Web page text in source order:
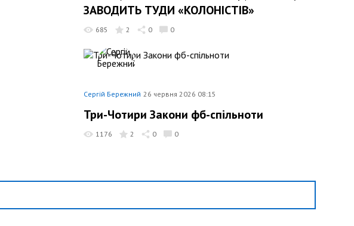
ЗАВОДИТЬ ТУДИ «КОЛОНІСТІВ»
685 2 0 0
Сергій Бережний 26 червня 2026 08:15
Три-Чотири Закони фб-спільноти
1176 2 0 0